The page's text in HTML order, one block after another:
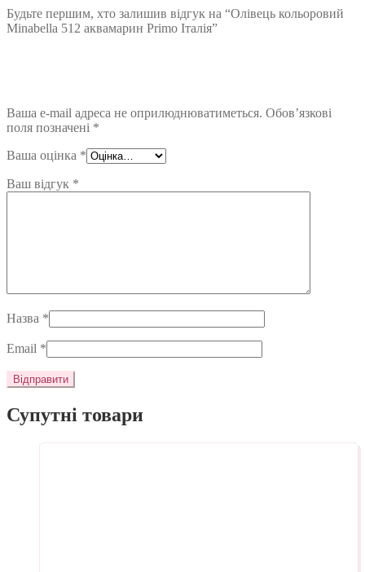
Будьте першим, хто залишив відгук на “Олівець кольоровий
Minabella 512 аквамарин Primo Італія”
Ваша e-mail адреса не оприлюднюватиметься. Обов’язкові
поля позначені *
Ваша оцінка *
Ваш відгук *
Назва *
Email *
Супутні товари